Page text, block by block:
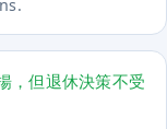
，但退休決策不受